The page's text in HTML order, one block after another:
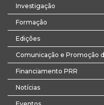
Investigação
Formação
Edições
Comunicação e Promoção
Financiamento PRR
Notícias